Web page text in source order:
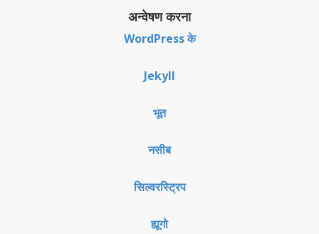
अन्वेषण करना
WordPress के
Jekyll
भूत
नसीब
सिल्वरस्ट्रिप
ह्यूगो